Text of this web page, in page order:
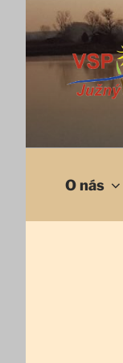
Prejsť
na
O nás